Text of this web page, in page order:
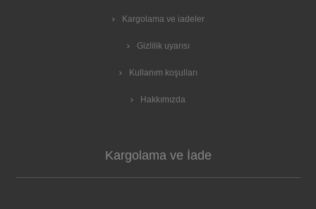
Kargolama ve iadeler
Gizlilik uyarısı
Kullanım koşulları
Hakkımızda
Kargolama ve İade